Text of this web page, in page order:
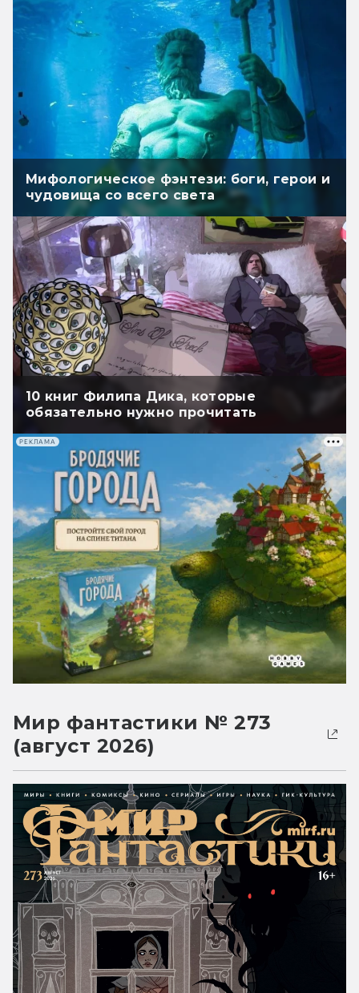
Мифологическое фэнтези: боги, герои и
чудовища со всего света
10 книг Филипа Дика, которые
обязательно нужно прочитать
РЕКЛАМА
Мир фантастики № 273
(август 2026)